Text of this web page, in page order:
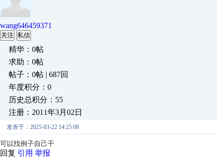
wang646459371
关注 私信
精华：0帖
求助：0帖
帖子：0帖 | 687回
年度积分：0
历史总积分：55
注册：2011年3月02日
发表于：2025-03-22 14:25:08
可以找例子自己干
回复 引用 举报